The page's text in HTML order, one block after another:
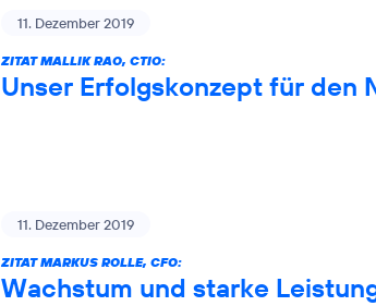
11. Dezember 2019
ZITAT MALLIK RAO, CTIO:
Unser Erfolgskonzept für den
11. Dezember 2019
ZITAT MARKUS ROLLE, CFO:
Wachstum und starke